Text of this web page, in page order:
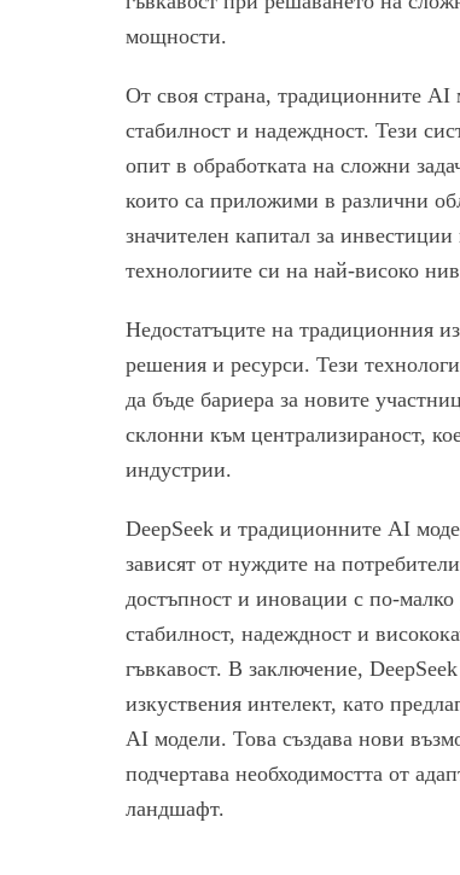
мощности.
От своя страна, традиционните AI
стабилност и надеждност. Тези
опит в обработката на сложни
които са приложими в различни
значителен капитал за
технологиите си на най-високо
Недостатъците на традиционния
решения и ресурси. Тези
да бъде бариера за новите
склонни към централизираност,
индустрии.
DeepSeek и традиционните AI
зависят от нуждите на
достъпност и иновации с по-
стабилност, надеждност и
гъвкавост. В заключение,
изкуствения интелект, като
AI модели. Това създава нови
подчертава необходимостта от
ландшафт.